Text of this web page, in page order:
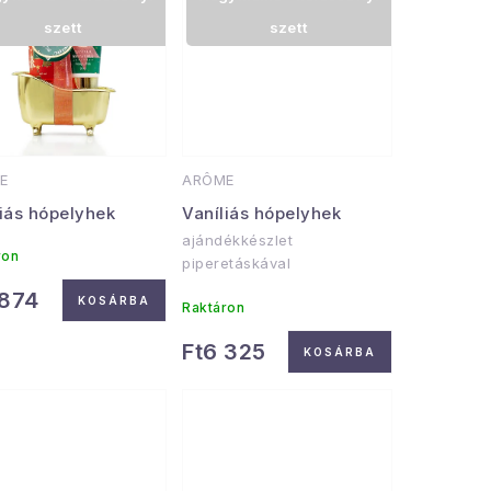
hópelyhek
szett
KOSÁRBA
ARÔME
Vaníliás hópelyhek
szett
ajándékkészlet
piperetáskával
Raktáron
Ft6 325 KOSÁRBA